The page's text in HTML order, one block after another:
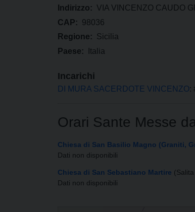
Indirizzo: VIA VINCENZO CAUDO
CAP: 98036
Regione: Sicilia
Paese:
Italia
Incarichi
DI MURA SACERDOTE VINCENZO:
Orari Sante Messe
Chiesa di San Basilio Magno (Graniti,
Dati non disponibili
Chiesa di San Sebastiano Martire
Dati non disponibili